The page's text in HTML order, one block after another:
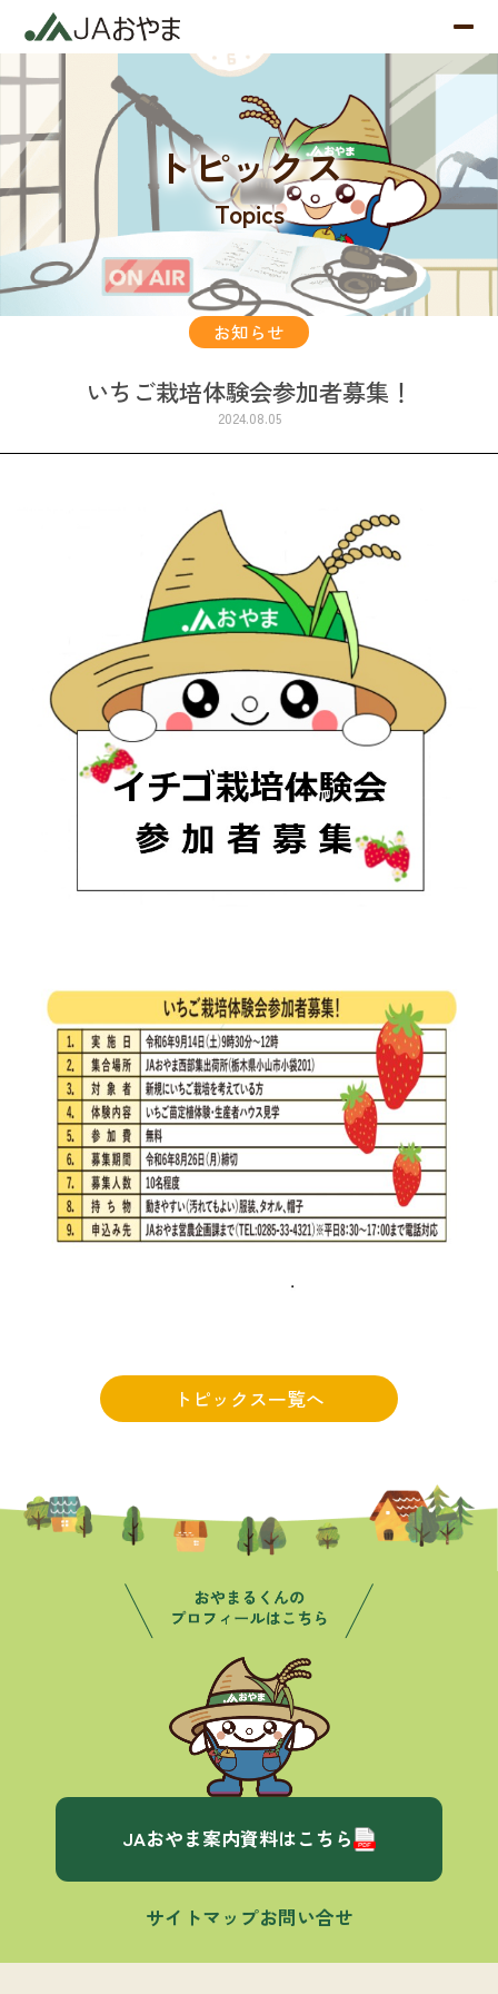
トピックス
Topics
お知らせ
いちご栽培体験会参加者募集！
2024.08.05
トピックス一覧へ
JAおやま案内資料はこちら
サイトマップお問い合せ